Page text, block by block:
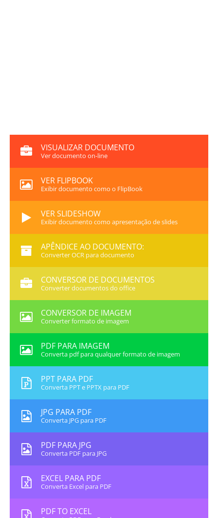
VISUALIZAR DOCUMENTO
Ver documento on-line
VER FLIPBOOK
Exibir documento como o FlipBook
VER SLIDESHOW
Exibir documento como apresentação de slides
APÊNDICE AO DOCUMENTO:
Converter OCR para documento
CONVERSOR DE DOCUMENTOS
Converter documentos do office
CONVERSOR DE IMAGEM
Converter formato de imagem
PDF PARA IMAGEM
Converta pdf para qualquer formato de imagem
PPT PARA PDF
Converta PPT e PPTX para PDF
JPG PARA PDF
Converta JPG para PDF
PDF PARA JPG
Converta PDF para JPG
EXCEL PARA PDF
Converta Excel para PDF
PDF TO EXCEL